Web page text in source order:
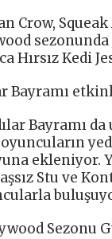
Crow,
Hırsız Kedi
Bayramı
Bayramı
ekleniyor.
Stu ve
Sezonu